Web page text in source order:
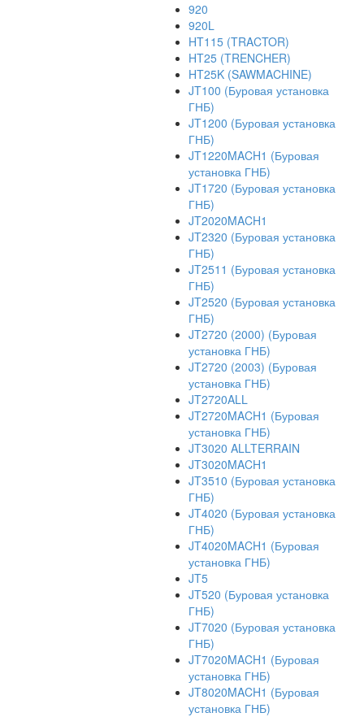
920
920L
HT115 (TRACTOR)
HT25 (TRENCHER)
HT25K (SAWMACHINE)
JT100 (Буровая установка
ГНБ)
JT1200 (Буровая установка
ГНБ)
JT1220MACH1 (Буровая
установка ГНБ)
JT1720 (Буровая установка
ГНБ)
JT2020MACH1
JT2320 (Буровая установка
ГНБ)
JT2511 (Буровая установка
ГНБ)
JT2520 (Буровая установка
ГНБ)
JT2720 (2000) (Буровая
установка ГНБ)
JT2720 (2003) (Буровая
установка ГНБ)
JT2720ALL
JT2720MACH1 (Буровая
установка ГНБ)
JT3020 ALLTERRAIN
JT3020MACH1
JT3510 (Буровая установка
ГНБ)
JT4020 (Буровая установка
ГНБ)
JT4020MACH1 (Буровая
установка ГНБ)
JT5
JT520 (Буровая установка
ГНБ)
JT7020 (Буровая установка
ГНБ)
JT7020MACH1 (Буровая
установка ГНБ)
JT8020MACH1 (Буровая
установка ГНБ)